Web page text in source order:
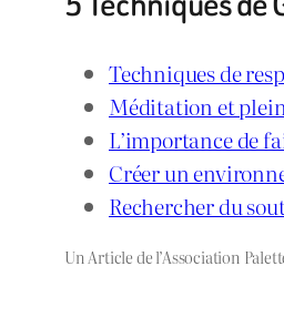
Techniques de
Méditation et
L’importance de
Créer un
Rechercher du
Un Article de l’Association